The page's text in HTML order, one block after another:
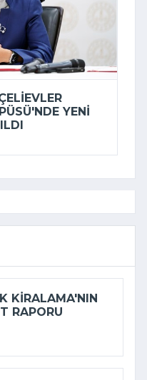
YENI
KIRALAMA'NIN
RAPORU